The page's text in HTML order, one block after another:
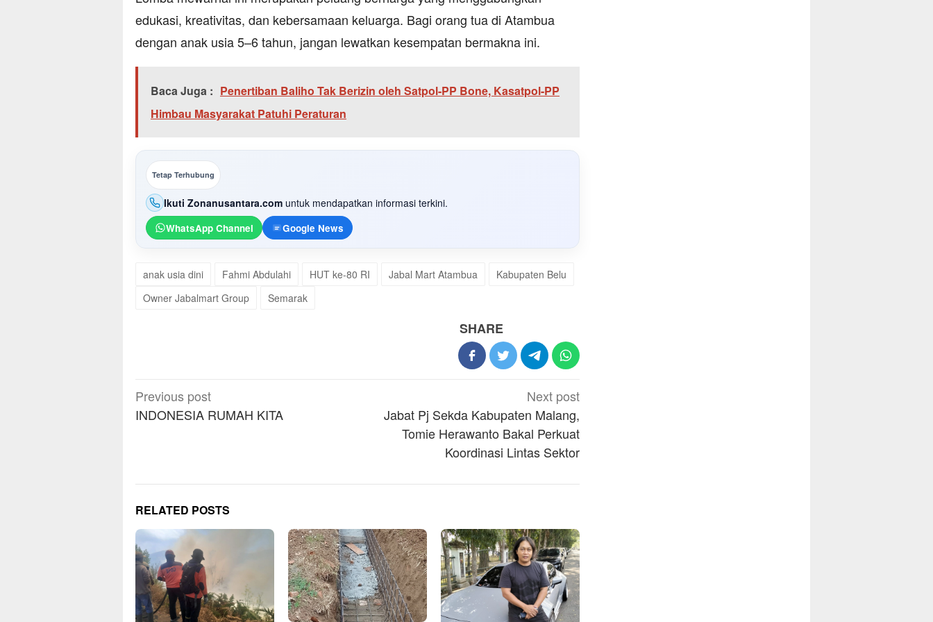
edukasi, kreativitas, dan kebersamaan keluarga. Bagi orang tua di Atambua
dengan anak usia 5–6 tahun, jangan lewatkan kesempatan bermakna ini.
Baca Juga : Penertiban Baliho Tak Berizin oleh Satpol-PP Bone, Kasatpol-PP
Himbau Masyarakat Patuhi Peraturan
Tetap Terhubung
Ikuti Zonanusantara.com untuk mendapatkan informasi terkini.
WhatsApp Channel Google News
anak usia dini Fahmi Abdulahi HUT ke-80 RI Jabal Mart Atambua
Kabupaten Belu
Owner Jabalmart Group
Semarak
SHARE
Post
navigation
Previous post
INDONESIA RUMAH KITA
Next post
Jabat Pj Sekda Kabupaten Malang,
Tomie Herawanto Bakal Perkuat
Koordinasi Lintas Sektor
RELATED POSTS